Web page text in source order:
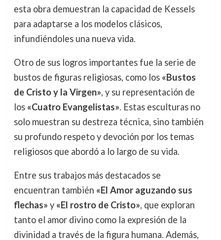
esta obra demuestran la capacidad de Kessels
para adaptarse a los modelos clásicos,
infundiéndoles una nueva vida.
Otro de sus logros importantes fue la serie de
bustos de figuras religiosas, como los «Bustos
de Cristo y la Virgen», y su representación de
los «Cuatro Evangelistas». Estas esculturas no
solo muestran su destreza técnica, sino también
su profundo respeto y devoción por los temas
religiosos que abordó a lo largo de su vida.
Entre sus trabajos más destacados se
encuentran también «El Amor aguzando sus
flechas» y «El rostro de Cristo», que exploran
tanto el amor divino como la expresión de la
divinidad a través de la figura humana. Además,